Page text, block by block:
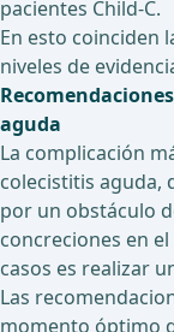
pacientes Child-C.
En esto coinciden
niveles de
aguda
La complicación
colecistitis aguda,
por un obstáculo
concreciones en
casos es realizar
Las
momento óptimo